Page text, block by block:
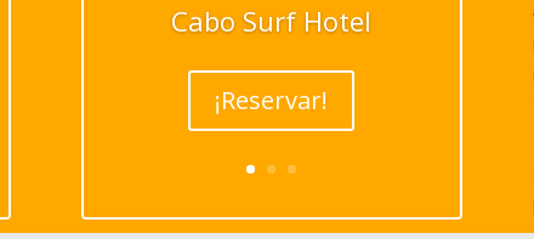
Cabo Surf Hotel
¡Reservar!